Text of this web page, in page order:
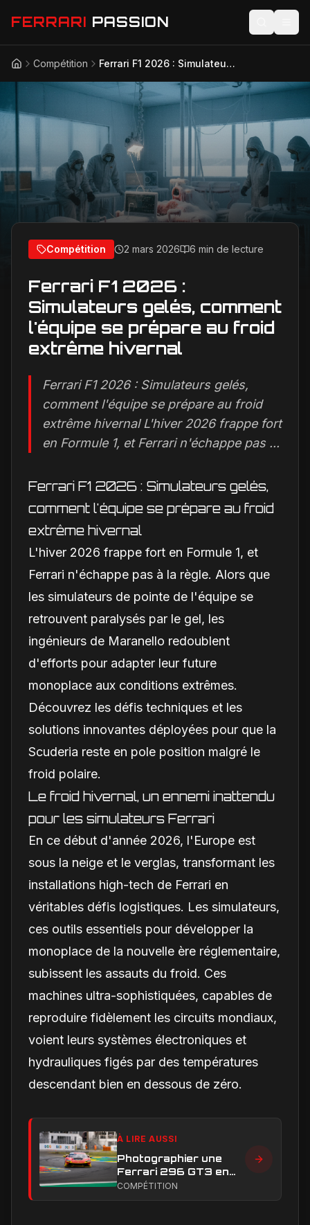
FERRARI PASSION
Actualités
Technologie
Lifestyle
AccueilCompétition Ferrari F1 2026 : Simulateurs gelés, comment l'équipe se prépare au froid extrême hivernal
Compétition 2 mars 2026 6 min de lecture
Ferrari F1 2026 :
Simulateurs gelés, comment
l'équipe se prépare au froid
extrême hivernal
Ferrari F1 2026 : Simulateurs gelés,
comment l'équipe se prépare au froid
extrême hivernal L'hiver 2026 frappe fort
en Formule 1, et Ferrari n'échappe pas ...
Ferrari F1 2026 : Simulateurs gelés,
comment l'équipe se prépare au froid
extrême hivernal
L'hiver 2026 frappe fort en Formule 1, et
Ferrari n'échappe pas à la règle. Alors que
les simulateurs de pointe de l'équipe se
retrouvent paralysés par le gel, les
ingénieurs de Maranello redoublent
d'efforts pour adapter leur future
monoplace aux conditions extrêmes.
Découvrez les défis techniques et les
solutions innovantes déployées pour que la
Scuderia reste en pole position malgré le
froid polaire.
Le froid hivernal, un ennemi inattendu
pour les simulateurs Ferrari
En ce début d'année 2026, l'Europe est
sous la neige et le verglas, transformant les
installations high-tech de Ferrari en
véritables défis logistiques. Les simulateurs,
ces outils essentiels pour développer la
monoplace de la nouvelle ère réglementaire,
subissent les assauts du froid. Ces
machines ultra-sophistiquées, capables de
reproduire fidèlement les circuits mondiaux,
voient leurs systèmes électroniques et
hydrauliques figés par des températures
descendant bien en dessous de zéro.
À LIRE AUSSI
Photographier une
Ferrari 296 GT3 en
action : construire une
COMPÉTITION